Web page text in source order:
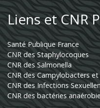
Liens et CNR
Santé Publique France
CNR des Staphylocoques
CNR des Salmonella
CNR des Campylobacters
CNR des Infections
CNR des bactéries